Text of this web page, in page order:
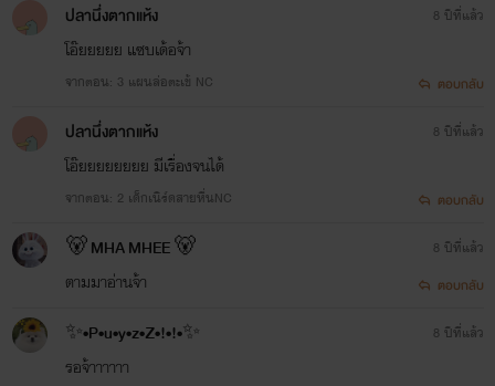
พิสูจน์จนถูกอีกฝ่ายซ้อนแผน
ฟองเบียร์ สูญเสียทุกคนรอบตัวเพราะเข้าใจมาเสมอว่าตัวเองคิอตัวซวยที่เป็นค้นเหตุทุกอย่าง จน
กระทั่งได้มาล่วงรู้ความลับของคิมหันต์อย่างไม่ตั้งใจ แล้วความซวยแบบฉุดไม่อยู่ก็บังเกิดขึ้น
11.พยศร้ายแลกรัก
อติเทพจมปลักกับอดีตที่ถูกดารินหักหลัง แล้ววันหนึ่ง เบลล์ก็ยิ่งทำให้แรงแค้นนั้นเพิ่มขึ้น เพราะหน้าตา
12.มาเฟียสาวสายหื่น สังคมมาเฟียมันอยู่ยาก ไดอาน่าจึงกลายเป็นสาวร้อนรักเพื่อเอาชนะชายโฉด
ปลานึ่งตากแห้ง
โอ๊ยยยยย แซบเด้อจ้า
จากตอน: 3 แผนล่อตะเข้ NC
8 ปีที่แล้ว
ตอบกลับ
ปลานึ่งตากแห้ง
โอ๊ยยยยยยยย มีเรื่องจนได้
จากตอน: 2 เด็กเนิร์ดสายหื่นNC
8 ปีที่แล้ว
ตอบกลับ
🐻 MHA MHEE 🐻
ตามมาอ่านจ้า
8 ปีที่แล้ว
ตอบกลับ
✨•P•u•y•z•Z•!•!•✨
รอจ้าาาาาา
8 ปีที่แล้ว